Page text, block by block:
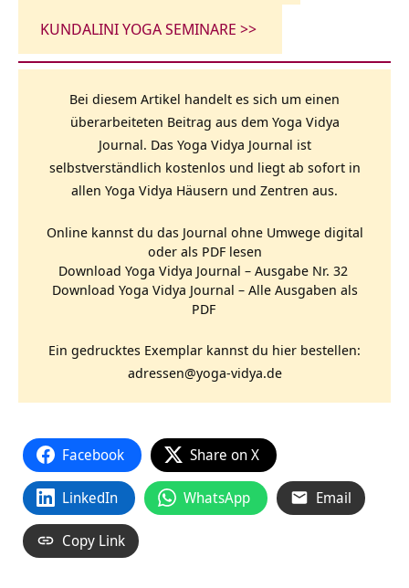
KUNDALINI YOGA SEMINARE >>
Bei diesem Artikel handelt es sich um einen
überarbeiteten Beitrag aus dem Yoga Vidya
Journal. Das Yoga Vidya Journal ist
selbstverständlich kostenlos und liegt ab sofort in
allen Yoga Vidya Häusern und Zentren aus.
Online kannst du das Journal ohne Umwege digital
oder als PDF lesen
Download Yoga Vidya Journal – Ausgabe Nr. 32
Download Yoga Vidya Journal – Alle Ausgaben als
PDF
Ein gedrucktes Exemplar kannst du hier bestellen:
adressen@yoga-vidya.de
Facebook Share on X
LinkedIn WhatsApp Email
Copy Link